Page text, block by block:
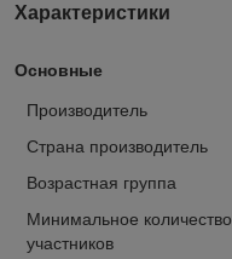
Характеристики
Основные
Производитель
Страна производитель
Возрастная группа
Минимальное количество
участников